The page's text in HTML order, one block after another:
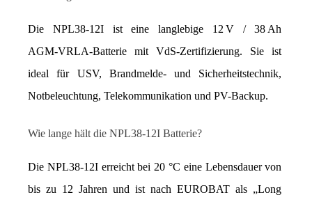
Die NPL38‑12I ist eine langlebige 12 V / 38 Ah
AGM‑VRLA‑Batterie mit VdS-Zertifizierung. Sie ist
ideal für USV, Brandmelde- und Sicherheitstechnik,
Notbeleuchtung, Telekommunikation und PV-Backup.
Wie lange hält die NPL38-12I Batterie?
Die NPL38-12I erreicht bei 20 °C eine Lebensdauer von
bis zu 12 Jahren und ist nach EUROBAT als „Long